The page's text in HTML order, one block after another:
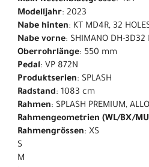
Modelljahr: 2023
Nabe hinten: KT MD4R, 32
Nabe vorne: SHIMANO DH-3D32
Oberrohrlänge: 550 mm
Pedal: VP 872N
Produktserien: SPLASH
Radstand: 1083 cm
Rahmen: SPLASH PREMIUM,
Rahmengeometrien (WL/BX/
Rahmengrössen: XS
S
M